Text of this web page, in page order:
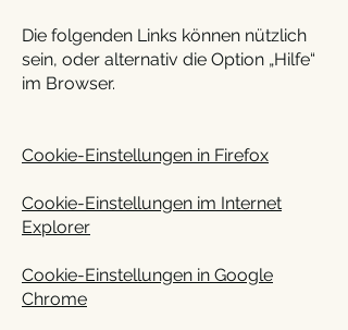
Die folgenden Links können nützlich
sein, oder alternativ die Option „Hilfe“
im Browser.
Cookie-Einstellungen in Firefox
Cookie-Einstellungen im Internet
Explorer
Cookie-Einstellungen in Google
Chrome